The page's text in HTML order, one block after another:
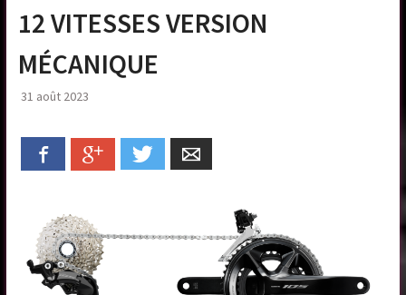
12 VITESSES VERSION
MÉCANIQUE
31 août 2023
Facebook Google+ Twitter